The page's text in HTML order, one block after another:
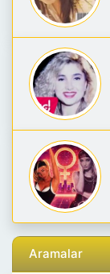
Aramalar